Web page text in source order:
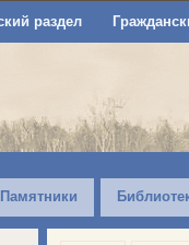
раздел
Памятники